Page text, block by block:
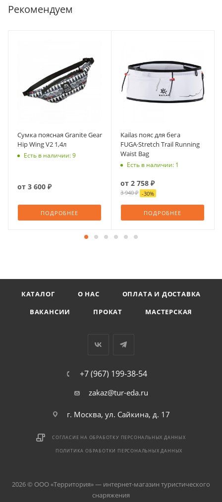
Рекомендуем
Сумка поясная Granite Gear
Hip Wing V2 1,4л
Есть в наличии: 9
от 3 600 ₽
ПОДРОБНЕЕ
Kailas пояс для бега
FUGA·Stretch Trail Running
Waist Bag
Есть в наличии: 1
от 2 758 ₽
3 940 ₽ -30%
ПОДРОБНЕЕ
КАТАЛОГ О НАС
ОПЛАТА И ДОСТАВКА
ВАКАНСИИ
ПРОКАТ МАСТЕРСКАЯ
+7 (967) 199-38-54
zakaz@tur-eda.ru
г. Москва, ул. Сайкина, д. 17
СОГЛАСИЕ НА ОБРАБОТКУ ПЕРСОНАЛЬНЫХ ДАННЫХ
ПОЛИТИКА ОБРАБОТКИ ПЕРСОНАЛЬНЫХ ДАННЫХ
2026 © ООО «Территория» — интернет-магазин туристического
снаряжения